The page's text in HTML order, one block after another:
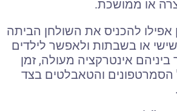
או ממושכת.
אפילו להכניס את השולחן הביתה
או בשבתות ולאפשר לילדים
ביניהם אינטרקציה מעולה,זמן
הסמרטפונים והטאבלטים בצד
.